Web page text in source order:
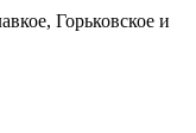
Горьковское и